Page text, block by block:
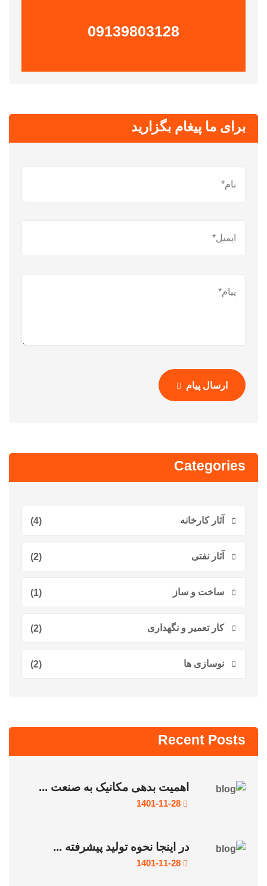
09139803128
برای ما پیغام بگزارید
ارسال پیام
Categories
آثار کارخانه (4)
آثار نفتی (2)
ساخت و ساز (1)
کار تعمیر و نگهداری (2)
نوسازی ها (2)
Recent Posts
اهمیت بدهی مکانیک به صنعت ...
1401-11-28
در اینجا نحوه تولید پیشرفته ...
1401-11-28